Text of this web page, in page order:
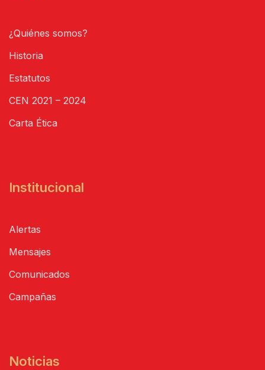
¿Quiénes somos?
Historia
Estatutos
CEN 2021 – 2024
Carta Ética
Institucional
Alertas
Mensajes
Comunicados
Campañas
Noticias